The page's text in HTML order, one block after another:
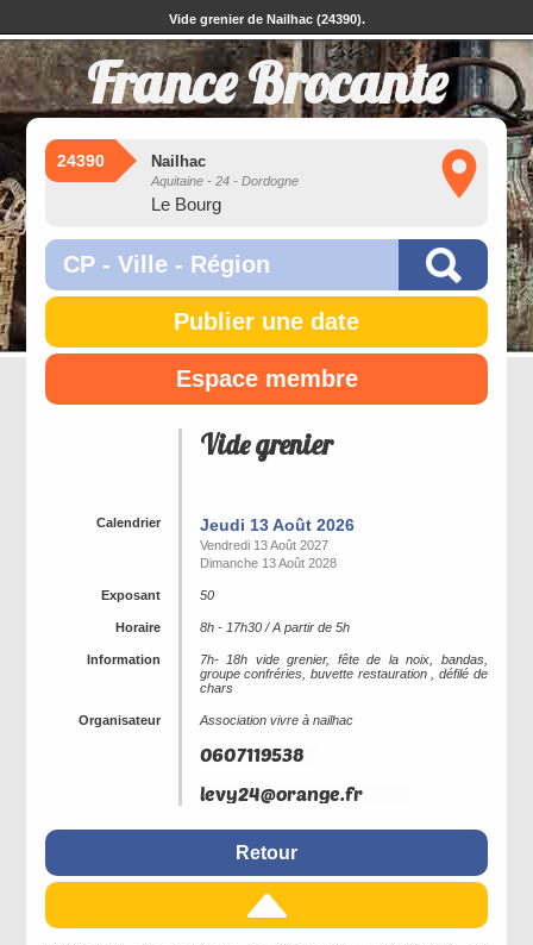
Vide grenier de Nailhac (24390).
France Brocante
24390 Nailhac
Aquitaine - 24 - Dordogne
Le Bourg
Publier une date
Espace membre
Vide grenier
Calendrier Jeudi 13 Août 2026
Vendredi 13 Août 2027
Dimanche 13 Août 2028
Exposant 50
Horaire 8h - 17h30 / A partir de 5h
Information
7h- 18h vide grenier, fête de la noix, bandas,
groupe confréries, buvette restauration , défilé de
chars
Organisateur Association vivre à nailhac
Retour